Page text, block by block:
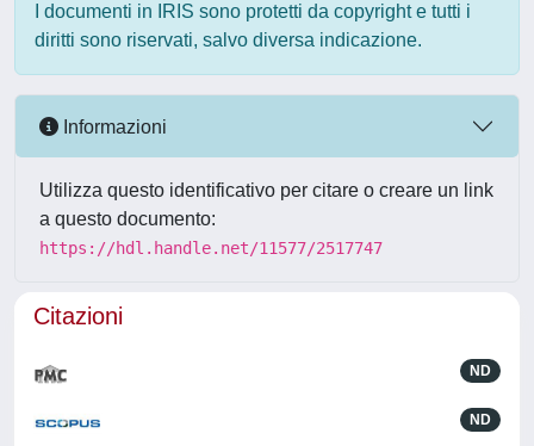
I documenti in IRIS sono protetti da copyright e tutti i
diritti sono riservati, salvo diversa indicazione.
Informazioni
Utilizza questo identificativo per citare o creare un link
a questo documento:
https://hdl.handle.net/11577/2517747
Citazioni
ND
ND